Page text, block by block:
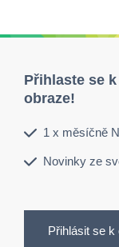
Přihlaste se
obraze!
1 x měsíčně
Novinky ze
Přihlásit se k